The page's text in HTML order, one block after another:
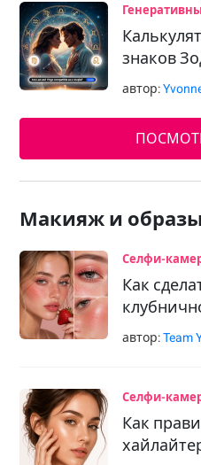
знаков
автор:
Макияж и образы
Селфи-
Как
автор:Team
Селфи-
Как